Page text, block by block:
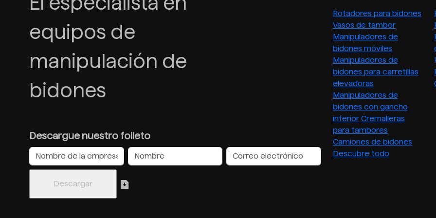
equipos de
manipulación de
bidones
Descargue nuestro folleto
Rotadores para bidones
Vasos de tambor
Manipuladores de
bidones móviles
Manipuladores de
bidones para carretillas
elevadoras
Manipuladores de
bidones con gancho
inferior Cremalleras
para tambores
Camiones de bidones
Descubre todo